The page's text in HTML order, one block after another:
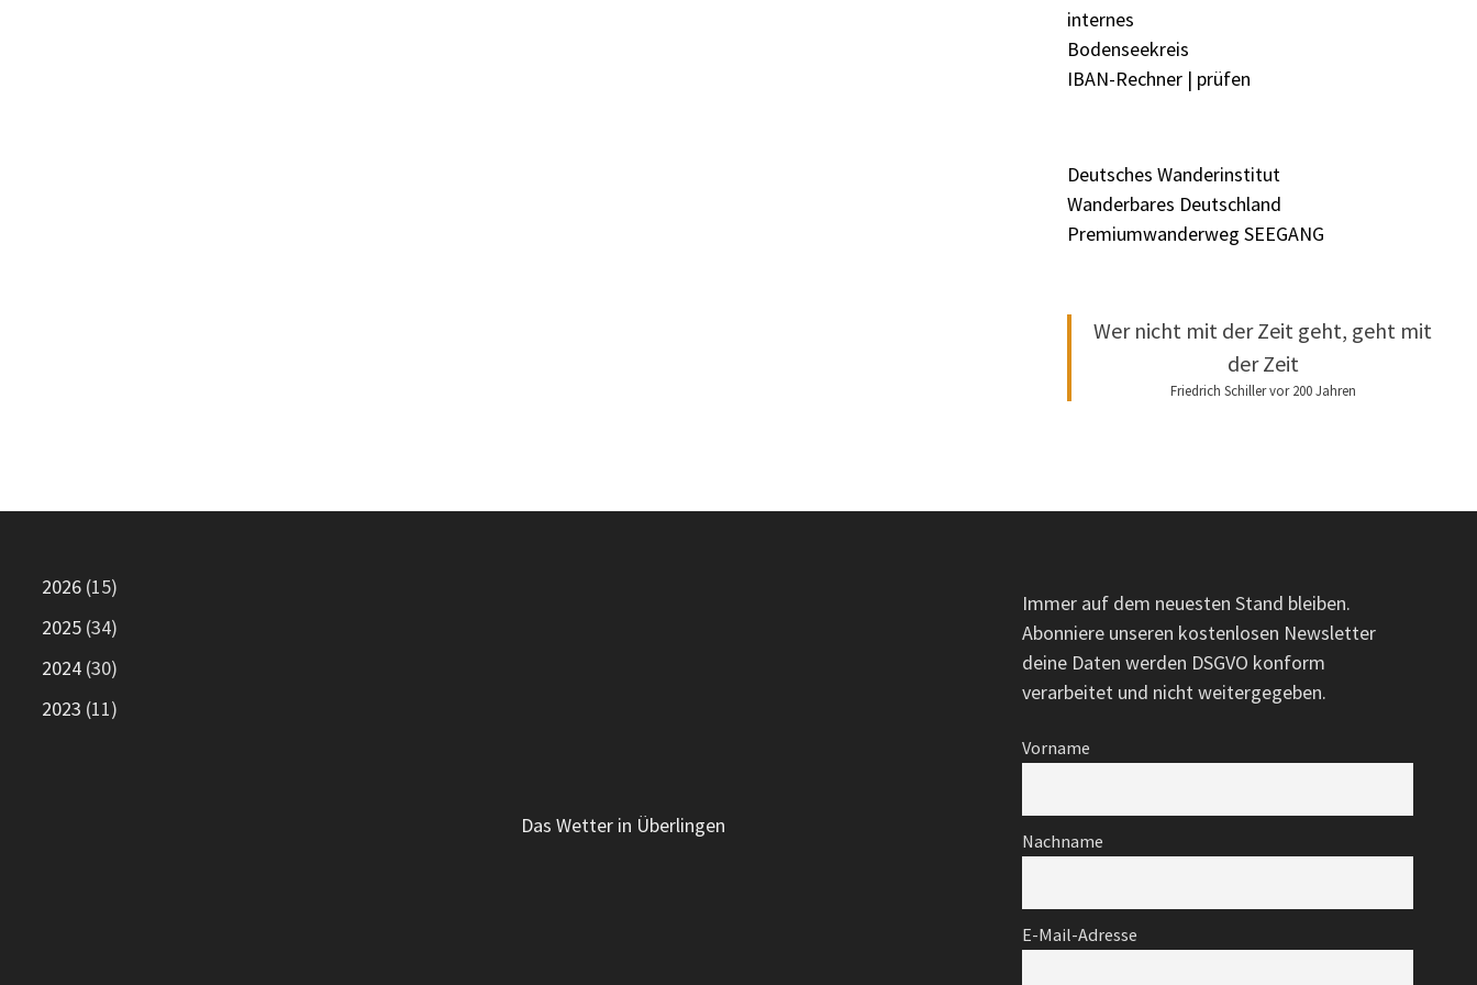
internes
Bodenseekreis
IBAN-Rechner | prüfen
Deutsches Wanderinstitut
Wanderbares Deutschland
Premiumwanderweg SEEGANG
Wer nicht mit der Zeit geht, geht mit
der Zeit
Friedrich Schiller vor 200 Jahren
2026 (15)
2025 (34)
2024 (30)
2023 (11)
Das Wetter in Überlingen
Immer auf dem neuesten Stand bleiben.
Abonniere unseren kostenlosen Newsletter
deine Daten werden DSGVO konform
verarbeitet und nicht weitergegeben.
Vorname
Nachname
E-Mail-Adresse